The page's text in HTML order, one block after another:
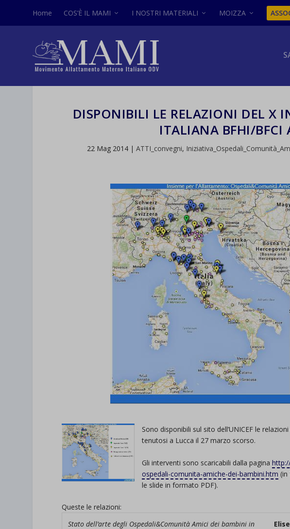
Home COS’È IL MAMI I NOSTRI MATERIALI MOIZZA
DISPONIBILI LE RELAZIONI DEL X
ITALIANA BFHI/BFCI
22 Mag 2014| ATTI_convegni,
Sono disponibili sul sito dell’UNICEF le
tenutosi a Lucca il 27 marzo scorso.
Gli interventi sono scaricabili dalla pagina
ospedali-comunita-amiche-dei-bambini.htm (in
le slide in formato PDF).
Queste le relazioni:
Stato dell’arte degli Ospedali&Comunità Amici dei bambini in